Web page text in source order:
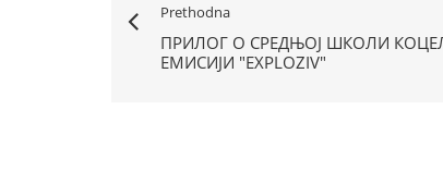
Prethodna
ПРИЛОГ О СРЕДЊОЈ ШКОЛИ
ЕМИСИЈИ "EXPLOZIV"